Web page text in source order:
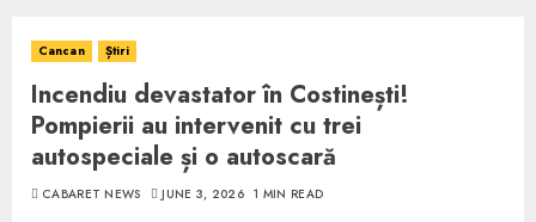
Cancan Știri
Incendiu devastator în Costinești!
Pompierii au intervenit cu trei
autospeciale și o autoscară
CABARET NEWS JUNE 3, 2026 1 MIN READ